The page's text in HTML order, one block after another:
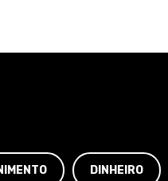
DINHEIRO